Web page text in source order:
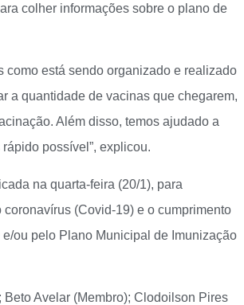
colher informações sobre o plano de
como está sendo organizado e realizado
a quantidade de vacinas que chegarem,
Além disso, temos ajudado a
possível”, explicou.
na quarta-feira (20/1), para
(Covid-19) e o cumprimento
ou pelo Plano Municipal de Imunização
Avelar (Membro); Clodoilson Pires